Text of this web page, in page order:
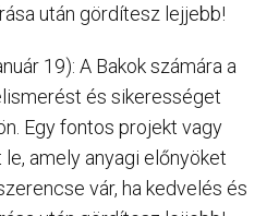
után gördítesz lejjebb!
19): A Bakok számára a
és sikerességet
Egy fontos projekt vagy
amely anyagi előnyöket
vár, ha kedvelés és